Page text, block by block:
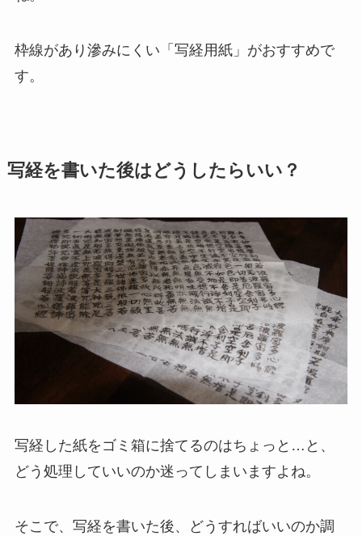
枠線があり滲みにくい「写経用紙」がおすすめで
す。
写経を書いた後はどうしたらいい？
写経した紙をゴミ箱に捨てるのはちょっと…と、
どう処理していいのか迷ってしまいますよね。
そこで、写経を書いた後、どうすればいいのか調